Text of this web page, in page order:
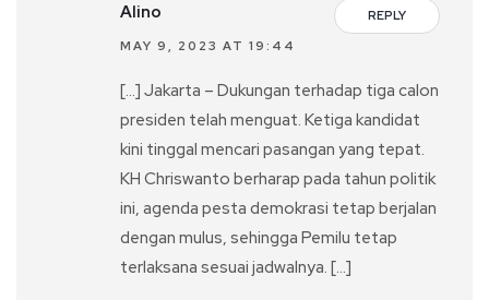
REPLY
Alino
MAY 9, 2023 AT 19:44
[…] Jakarta – Dukungan terhadap tiga calon
presiden telah menguat. Ketiga kandidat
kini tinggal mencari pasangan yang tepat.
KH Chriswanto berharap pada tahun politik
ini, agenda pesta demokrasi tetap berjalan
dengan mulus, sehingga Pemilu tetap
terlaksana sesuai jadwalnya. […]